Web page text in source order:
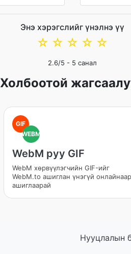
Энэ хэрэгслийг үнэлнэ үү
☆
☆
☆
☆
☆
2.6/5 - 5 санал
Холбоотой
GIF
WEBM
WebM руу GIF
WebM хөрвүүлэгчийн GIF-ийг
WebM.to ашиглан үнэгүй онлайнаар
ашиглаарай
Нууцлалын